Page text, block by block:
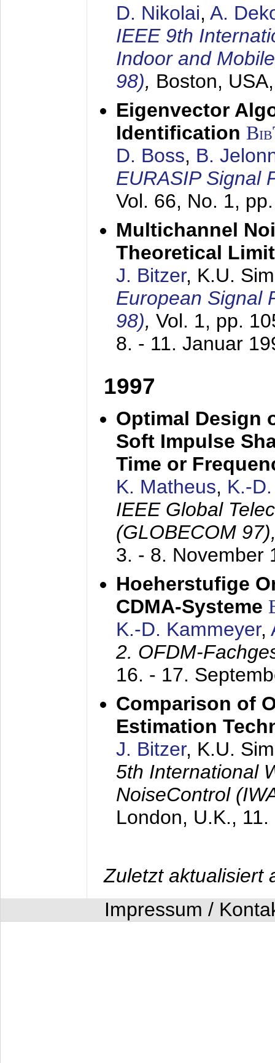
D. Nikolai, A.
IEEE 9th
Indoor and
98), Boston,
Eigenvector
Identification
D. Boss, B.
EURASIP Signal
Vol. 66, No. 1,
Multichannel
Theoretical
J. Bitzer, K.U.
European Signal
98), Vol. 1, pp.
8. - 11. Januar
1997
Optimal Design
Soft Impulse
Time or
K. Matheus, K.-
IEEE Global
(GLOBECOM
3. - 8. November
Hoeherstufige
CDMA-Systeme
K.-D. Kammeyer,
2. OFDM-
16. - 17.
Comparison of
Estimation
J. Bitzer, K.U.
5th International
NoiseControl
London, U.K.,
Zuletzt aktualisiert
Impressum /